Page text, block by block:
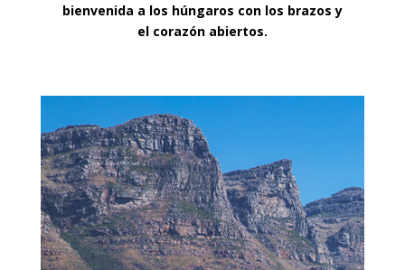
bienvenida a los húngaros con los brazos y
el corazón abiertos.